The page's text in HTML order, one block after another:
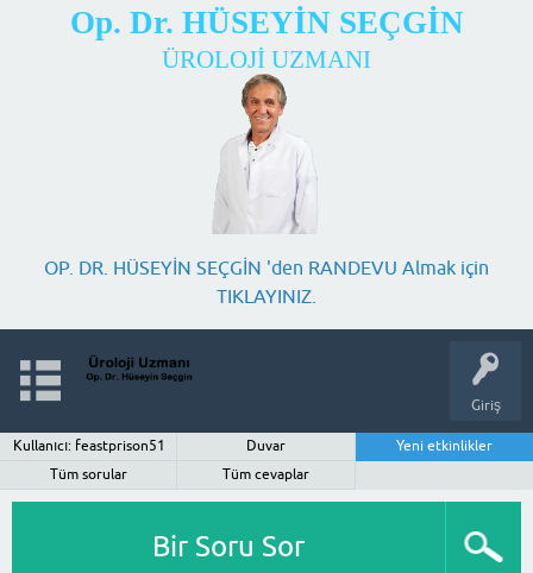
Op. Dr. HÜSEYİN SEÇGİN
ÜROLOJİ UZMANI
OP. DR. HÜSEYİN SEÇGİN 'den RANDEVU Almak için
TIKLAYINIZ.
Giriş
Kullanıcı: feastprison51 Duvar
Yeni etkinlikler
Tüm sorular
Tüm cevaplar
Bir Soru Sor